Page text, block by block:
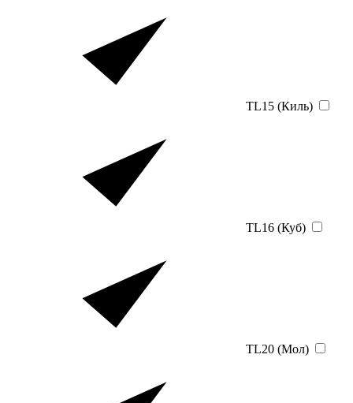
TL15 (Киль)
TL16 (Куб)
TL20 (Мол)